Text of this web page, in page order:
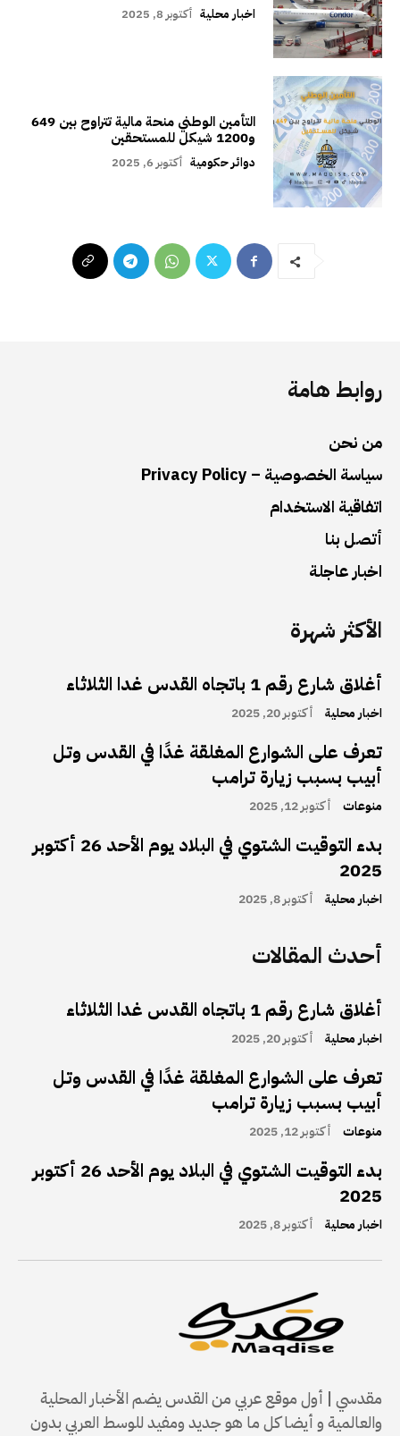
اخبار محلية أكتوبر 8, 2025
التأمين الوطني منحة مالية تتراوح بين 649
و1200 شيكل للمستحقين
دوائر حكومية أكتوبر 6, 2025
روابط هامة
من نحن
سياسة الخصوصية – Privacy Policy
اتفاقية الاستخدام
أتصل بنا
اخبار عاجلة
الأكثر شهرة
أغلاق شارع رقم 1 باتجاه القدس غدا الثلاثاء
اخبار محلية أكتوبر 20, 2025
تعرف على الشوارع المغلقة غدًا في القدس وتل
أبيب بسبب زيارة ترامب
منوعات أكتوبر 12, 2025
بدء التوقيت الشتوي في البلاد يوم الأحد 26 أكتوبر
2025
اخبار محلية أكتوبر 8, 2025
أحدث المقالات
أغلاق شارع رقم 1 باتجاه القدس غدا الثلاثاء
اخبار محلية أكتوبر 20, 2025
تعرف على الشوارع المغلقة غدًا في القدس وتل
أبيب بسبب زيارة ترامب
منوعات أكتوبر 12, 2025
بدء التوقيت الشتوي في البلاد يوم الأحد 26 أكتوبر
2025
اخبار محلية أكتوبر 8, 2025
مقدسي | أول موقع عربي من القدس يضم الأخبار المحلية
والعالمية و أيضا كل ما هو جديد ومفيد للوسط العربي بدون